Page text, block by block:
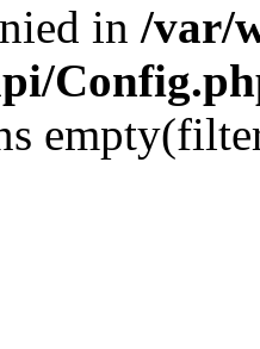
in /var/